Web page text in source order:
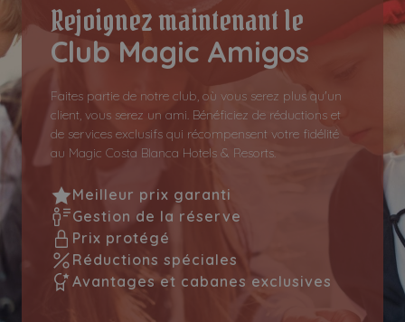
Rejoignez maintenant le
Club Magic Amigos
Faites partie de notre club, où vous serez plus qu'un
client, vous serez un ami. Bénéficiez de réductions et
de services exclusifs qui récompensent votre fidélité
au Magic Costa Blanca Hotels & Resorts.
Meilleur prix garanti
Gestion de la réserve
Prix protégé
Réductions spéciales
Avantages et cabanes exclusives